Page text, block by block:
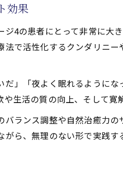
効果
4の患者にとって非常に大
で活性化するクンダリニ
」「夜よく眠れるように
生活の質の向上、そして寛
ランス調整や自然治癒力
ら、無理のない形で実践す